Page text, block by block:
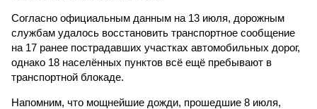
Согласно официальным данным на 13 июля, дорожным
службам удалось восстановить транспортное сообщение
на 17 ранее пострадавших участках автомобильных дорог,
однако 18 населённых пунктов всё ещё пребывают в
транспортной блокаде.
Напомним, что мощнейшие дожди, прошедшие 8 июля,